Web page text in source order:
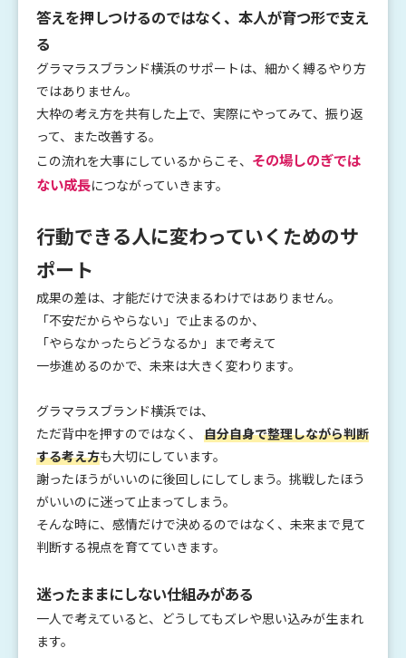
答えを押しつけるのではなく、本人が育つ形で支え
る
グラマラスブランド横浜のサポートは、細かく縛るやり方
ではありません。
大枠の考え方を共有した上で、実際にやってみて、振り返
って、また改善する。
この流れを大事にしているからこそ、 その場しのぎでは
ない成長につながっていきます。
行動できる人に変わっていくためのサ
ポート
成果の差は、才能だけで決まるわけではありません。
「不安だからやらない」で止まるのか、
「やらなかったらどうなるか」まで考えて
一歩進めるのかで、未来は大きく変わります。
グラマラスブランド横浜では、
ただ背中を押すのではなく、 自分自身で整理しながら判断
する考え方も大切にしています。
謝ったほうがいいのに後回しにしてしまう。挑戦したほう
がいいのに迷って止まってしまう。
そんな時に、感情だけで決めるのではなく、未来まで見て
判断する視点を育てていきます。
迷ったままにしない仕組みがある
一人で考えていると、どうしてもズレや思い込みが生まれ
ます。